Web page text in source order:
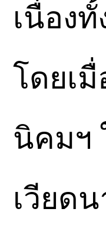
เนื่อง
โดยเ
นิคมฯ
เวียด